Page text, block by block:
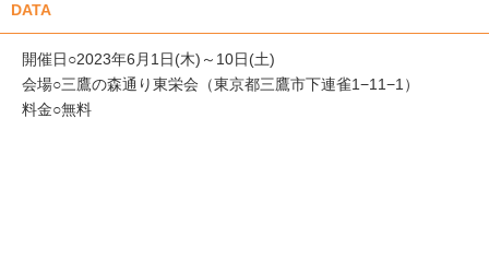
DATA
開催日○2023年6月1日(木)～10日(土)
会場○三鷹の森通り東栄会（東京都三鷹市下連雀1−11−1）
料金○無料